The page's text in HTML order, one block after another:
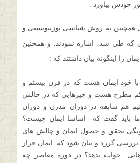
خودش بیاورد .
همچنین به روش شناسی پوزیتویستی و
که طی شد، اشاره نمودند. و همچنین
را اینگونه بیان داشتند که :
خود ایمان هست که در قرن بیستم و
مطرح هست و چیزهایی که در چالش
هم سابقه در دوران مدرن و دوران
باید گفت که اساسا ایمان چیست؟
تحقق و حصول ایمان و چالش های
بررسی گررد و بیان شود که ایمان قرار
جواب بدهد؟ در دوره معاصر چه